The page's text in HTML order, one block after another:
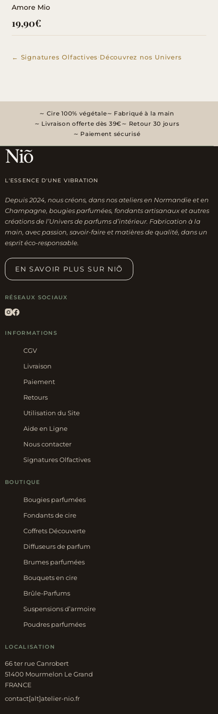
Amore Mio
19,90€
← Signatures Olfactives·Découvrez nos Univers
Cire 100% végétale
Fabriqué à la main
Livraison offerte dès 39€
Retour 30 jours
Paiement sécurisé
L'ESSENCE D'UNE VIBRATION
Depuis 2024, nous créons, dans nos ateliers en Normandie et en
Champagne, bougies parfumées, fondants artisanaux et autres
créations de l’Univers de parfums d’intérieur. Fabrication à la
main, avec passion, savoir-faire et matières de qualité, dans un
esprit éco-responsable.
EN SAVOIR PLUS SUR NIÕ
RÉSEAUX SOCIAUX
INFORMATIONS
CGV
Livraison
Paiement
Retours
Utilisation du Site
Aide en Ligne
Nous contacter
Signatures Olfactives
BOUTIQUE
Bougies parfumées
Fondants de cire
Coffrets Découverte
Diffuseurs de parfum
Brumes parfumées
Bouquets en cire
Brûle-Parfums
Suspensions d’armoire
Poudres parfumées
LOCALISATION
66 ter rue Canrobert
51400 Mourmelon Le Grand
FRANCE
contact[alt]atelier-nio.fr